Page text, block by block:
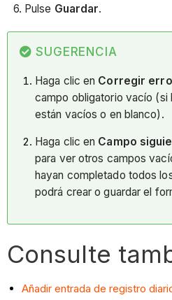
6. Pulse Guardar.
SUGERENCIA
Haga clic en Corregir
campo obligatorio vacío (si
están vacíos o en blanco).
Haga clic en Campo
para ver otros campos
hayan completado todos
podrá crear o guardar el
Consulte
Añadir entrada de registro